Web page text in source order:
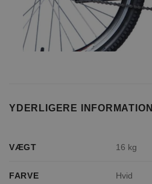
YDERLIGERE INFORMATION
VÆGT 16 kg
FARVE Hvid